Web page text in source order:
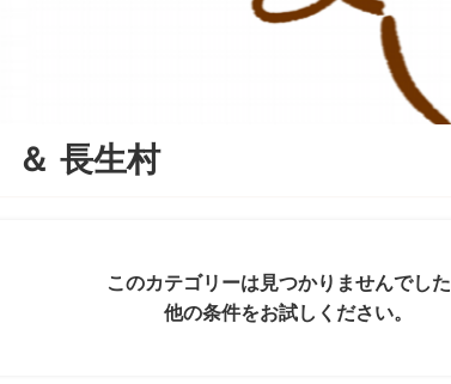
＆ 長生村
このカテゴリーは見つかりませんでした
他の条件をお試しください。